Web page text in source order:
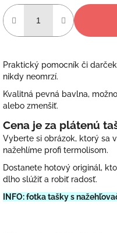
Praktický pomocník či
nikdy neomrzí.
Kvalitná pevná bavlna,
alebo zmenšiť.
Cena je za plátenú
Vyberte si obrázok, ktorý sa
nažehlíme profi termolisom.
Dostanete hotový originál,
dlho slúžiť a robiť radosť.
INFO: fotka tašky s